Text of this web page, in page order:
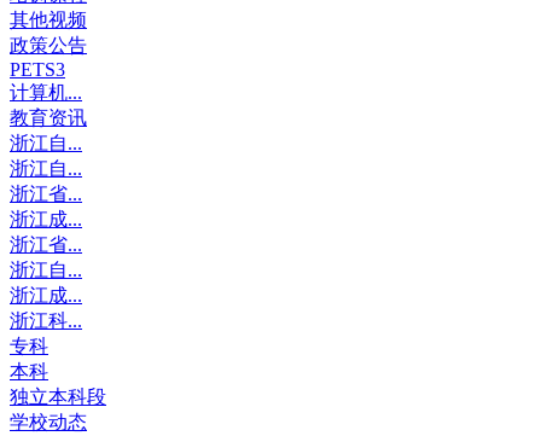
其他视频
政策公告
PETS3
计算机...
教育资讯
浙江自...
浙江自...
浙江省...
浙江成...
浙江省...
浙江自...
浙江成...
浙江科...
专科
本科
独立本科段
学校动态